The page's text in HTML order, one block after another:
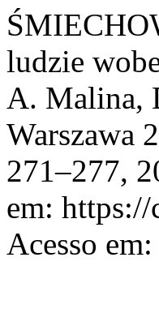
ludzie
A. Malina,
Warszawa
271–277,
em:
Acesso